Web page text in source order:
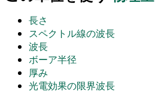
長さ
スペクトル線の波長
波長
ボーア半径
厚み
光電効果の限界波長